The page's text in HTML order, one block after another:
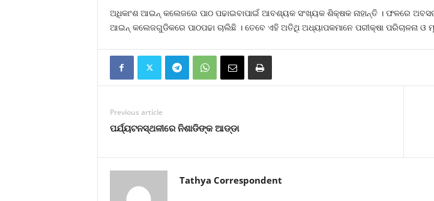
ଅଧିକାଂଶ ଆଇନ୍‍ କଲେଜରେ ପାଠ ପଢାଇବାପାଇଁ ଆବଶ୍ୟକ ସଂଖ୍ୟକ ଶିକ୍ଷକ ନାହାନ୍ତି । ଫଳରେ
ଆଇନ୍‍ କଲେଜଗୁଡିକରେ ପାଠପଢା ଚାଲିଛି । ତେବେ ଏହି ଅତିଥି ଅଧ୍ୟାପକମାନେ ପରୀକ୍ଷା
Previous article
ପର୍ଯ୍ୟଟନସ୍ଥଳୀରେ ନିଶାଡିଙ୍କ ଆଡ୍ଡା
Tathya Correspondent